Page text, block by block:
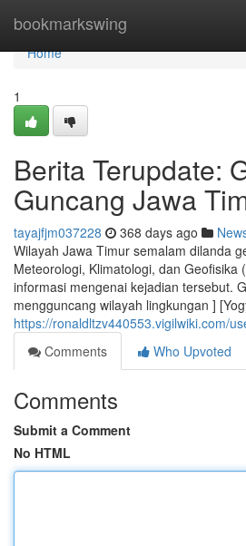
bookmarkswing
Home
Home
1
Berita Terupdate:
Guncang Jawa
tayajfjm037228 368 days ago
Wilayah Jawa Timur semalam dilanda
Meteorologi, Klimatologi, dan Geofisika
informasi mengenai kejadian tersebut.
mengguncang wilayah lingkungan ]
https://ronaldltzv440553.vigilwiki.com/
Comments
Who Upvoted
Comments
Submit a Comment
No HTML